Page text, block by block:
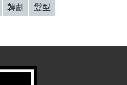
韓劇 髮型